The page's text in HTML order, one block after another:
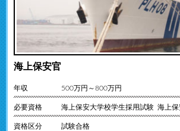
海上保安官
年収 500万円～800万円
必要資格 海上保安大学校学生採用試験 海上
資格区分 試験合格